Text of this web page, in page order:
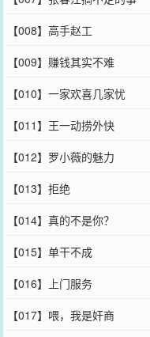
【008】高手赵工
【009】赚钱其实不难
【010】一家欢喜几家忧
【011】王一动捞外快
【012】罗小薇的魅力
【013】拒绝
【014】真的不是你？
【015】单干不成
【016】上门服务
【017】喂，我是奸商